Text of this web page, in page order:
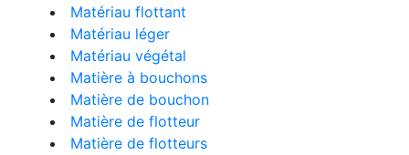
Matériau flottant
Matériau léger
Matériau végétal
Matière à bouchons
Matière de bouchon
Matière de flotteur
Matière de flotteurs